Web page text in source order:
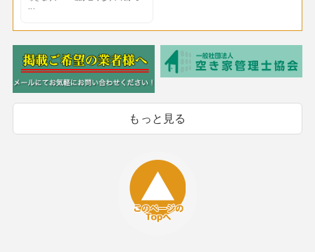
...
もっと見る